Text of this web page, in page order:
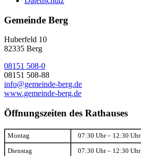
Gemeinde Berg
Huberfeld 10
82335 Berg
08151 508-0
08151 508-88
info@gemeinde-berg.de
www.gemeinde-berg.de
Öffnungszeiten des Rathauses
Montag 07:30 Uhr – 12:30 Uhr
Dienstag 07:30 Uhr – 12:30 Uhr